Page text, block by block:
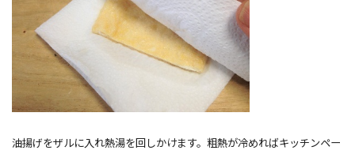
油揚げをザルに入れ熱湯を回しかけます。粗熱が冷めればキッチンペー